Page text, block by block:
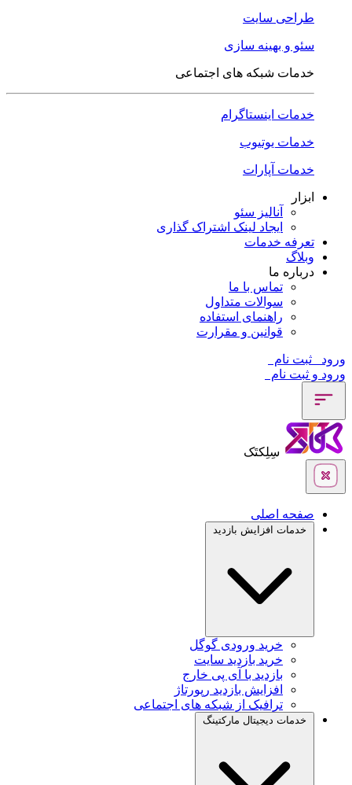
طراحی سایت
سئو و بهینه سازی
خدمات شبکه های اجتماعی
خدمات اینستاگرام
خدمات یوتیوب
خدمات آپارات
ابزار
آنالیز سئو
ایجاد لینک اشتراک گذاری
تعرفه خدمات
وبلاگ
درباره ما
تماس با ما
سوالات متداول
راهنمای استفاده
قوانین و مقرارت
ورود
ثبت نام
ورود و ثبت نام
سِلِکتَک
صفحه اصلی
خدمات افزایش بازدید
خرید ورودی گوگل
خرید بازدید سایت
بازدید با آی پی خارج
افزایش بازدید رپورتاژ
ترافیک از شبکه های اجتماعی
خدمات دیجیتال مارکتینگ